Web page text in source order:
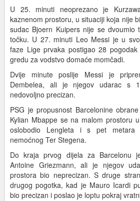
U 25. minuti neoprezano je
kaznenom prostoru, u situaciji koja nije
sudac Bjoern Kuipers nije se dvoumio
točku. U 27. minuti Leo Messi je u
faze Lige prvaka postigao 28
gredu za vodstvo domaće momčadi.
Dvije minute poslije Messi je
Dembelea, ali je njegov udarac s
nedovoljno precizan.
PSG je propusnost Barcelonine
Kylian Mbappe se na malom prostoru
oslobodio Lengleta i s pet metara
nemoćnog Ter Stegena.
Do kraja prvog dijela za Barcelonu
Antoine Griezmann, ali je njegov
prostora bio neprecizan. S druge
drugog pogotka, kad je Mauro Icardi
bio precizan i poslao je loptu pokraj